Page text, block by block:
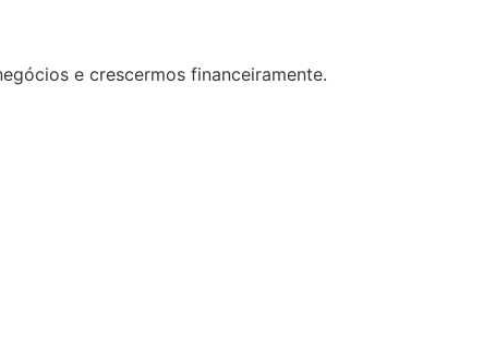
e crescermos financeiramente.